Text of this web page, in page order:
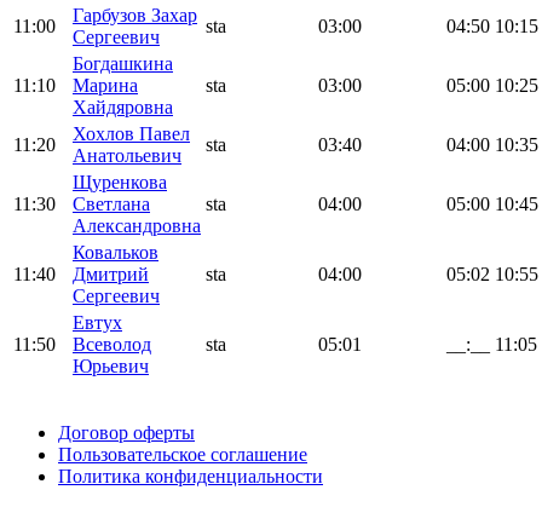
11:00
Гарбузов Захар
Сергеевич
sta 03:00 04:50 10:15
11:10
Богдашкина
Марина
Хайдяровна
sta 03:00 05:00 10:25
11:20
Хохлов Павел
Анатольевич
sta 03:40 04:00 10:35
11:30
Щуренкова
Светлана
Александровна
sta 04:00 05:00 10:45
11:40
Ковальков
Дмитрий
Сергеевич
sta 04:00 05:02 10:55
11:50
Евтух
Всеволод
Юрьевич
sta 05:01 __:__ 11:05
Договор оферты
Пользовательское соглашение
Политика конфиденциальности